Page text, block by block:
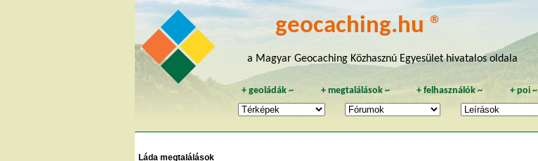
geocaching.hu ®
a Magyar Geocaching Közhasznú Egyesület hivatalos oldala
+geoládák ~ + megtalálások~ +felhasználók ~ + poi~
Láda megtalálások